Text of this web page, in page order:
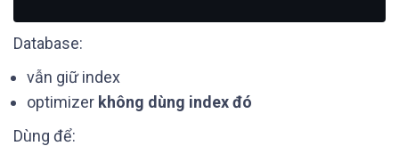
Database:
vẫn giữ index
optimizer không dùng index đó
Dùng để: